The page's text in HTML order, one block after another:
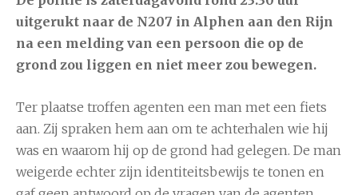
uitgerukt naar de N207 in Alphen aan den Rijn
na een melding van een persoon die op de
grond zou liggen en niet meer zou bewegen.
Ter plaatse troffen agenten een man met een fiets
aan. Zij spraken hem aan om te achterhalen wie hij
was en waarom hij op de grond had gelegen. De man
weigerde echter zijn identiteitsbewijs te tonen en